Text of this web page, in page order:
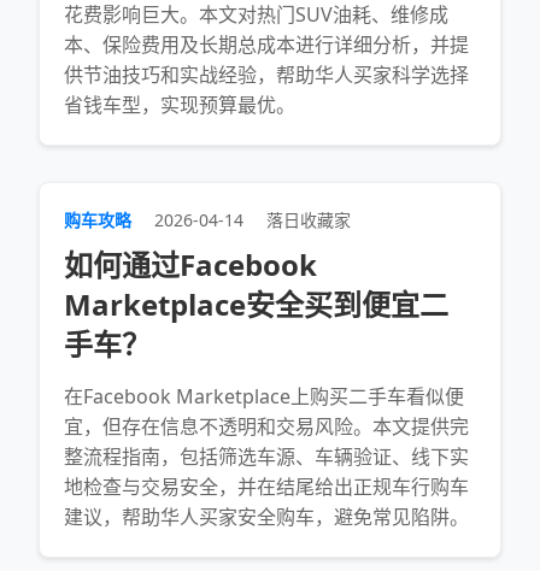
花费影响巨大。本文对热门SUV油耗、维修成
本、保险费用及长期总成本进行详细分析，并提
供节油技巧和实战经验，帮助华人买家科学选择
省钱车型，实现预算最优。
购车攻略 2026-04-14 落日收藏家
如何通过Facebook
Marketplace安全买到便宜二
手车？
在Facebook Marketplace上购买二手车看似便
宜，但存在信息不透明和交易风险。本文提供完
整流程指南，包括筛选车源、车辆验证、线下实
地检查与交易安全，并在结尾给出正规车行购车
建议，帮助华人买家安全购车，避免常见陷阱。